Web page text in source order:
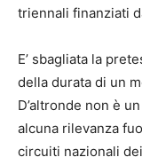
triennali finanziati
E’ sbagliata la
della durata di un
D’altronde non è
alcuna rilevanza
circuiti nazionali